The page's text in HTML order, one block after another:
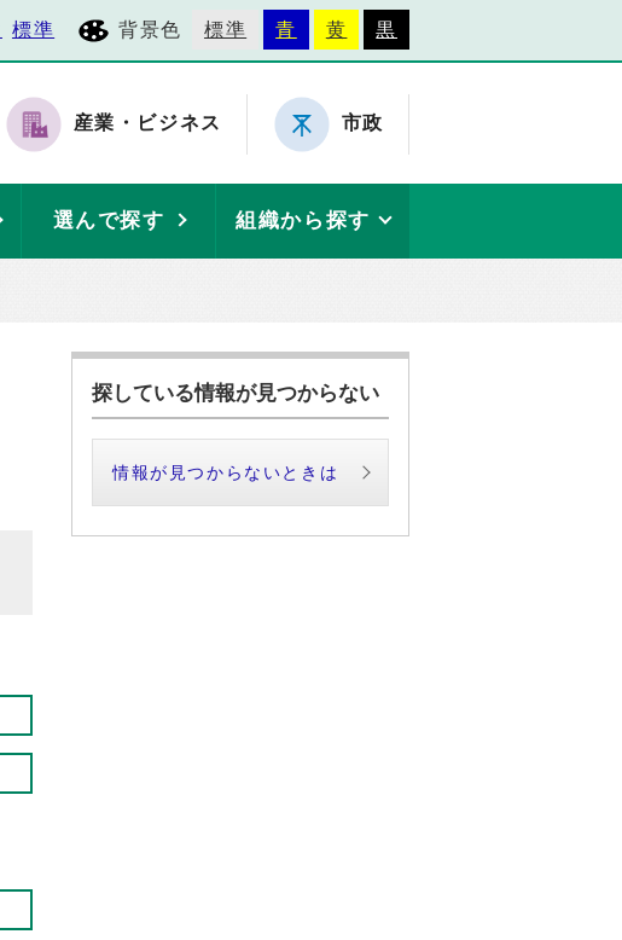
標準 背景色 標準 青 黄 黒
産業・ビジネス 市政
選んで探す 組織から探す
探している情報が見つからない
情報が見つからないときは